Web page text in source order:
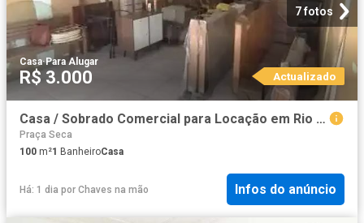
7 fotos
Casa·Para Alugar
R$ 3.000 Actualizado
Casa / Sobrado Comercial para Locação em Rio de Janeiro/RJ Tanque
Praça Seca
100 m²1 BanheiroCasa
Há: 1 dia por Chaves na mão Infos do anúncio